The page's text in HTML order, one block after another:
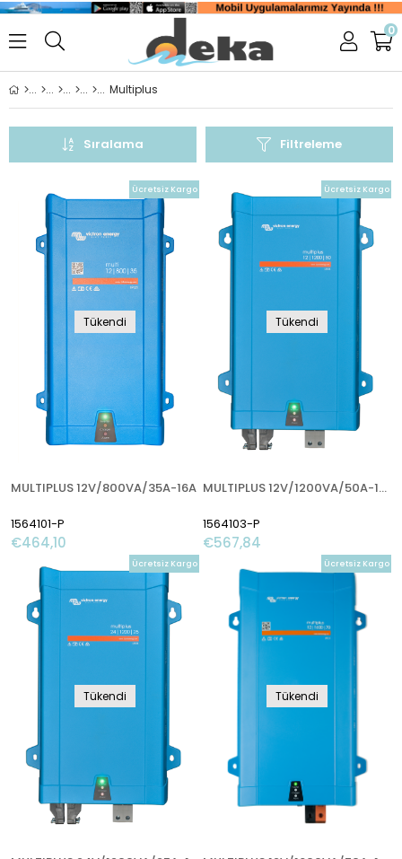
0
Multiplus
Filtreleme
Sıralama
Tükendi
MULTIPLUS 12V/800VA/35A-16A
1564101-P
€464,10
Ücretsiz Kargo
Tükendi
MULTIPLUS 12V/1200VA/50A-16A
1564103-P
€567,84
Ücretsiz Kargo
Tükendi
Ücretsiz Kargo
Tükendi
Ücretsiz Kargo